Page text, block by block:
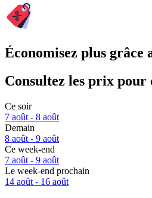
Économisez plus grâce
Consultez les prix pour
Ce soir
7 août - 8 août
Demain
8 août - 9 août
Ce week-end
7 août - 9 août
Le week-end prochain
14 août - 16 août